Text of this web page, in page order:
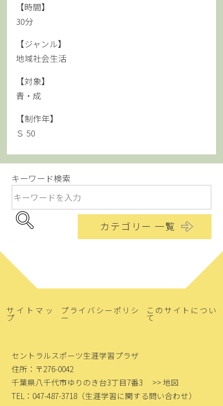
【時間】
30分
【ジャンル】
地域社会生活
【対象】
青・成
【制作年】
Ｓ 50
キーワード検索
カテゴリー 一覧
サイトマッ
プ
プライバシーポリシ
ー
このサイトについ
て
セントラルスポーツ生涯学習プラザ
住所：〒276-0042
千葉県八千代市ゆりのき台3丁目7番3
>> 地図
TEL：047-487-3718 （生涯学習に関する問い合わせ）